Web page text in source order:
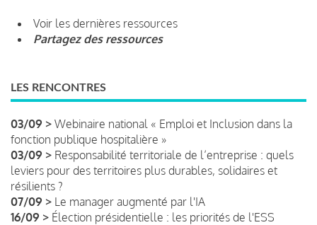
Voir les dernières ressources
Partagez des ressources
LES RENCONTRES
03/09 > Webinaire national « Emploi et Inclusion dans la
fonction publique hospitalière »
03/09 > Responsabilité territoriale de l’entreprise : quels
leviers pour des territoires plus durables, solidaires et
résilients ?
07/09 > Le manager augmenté par l'IA
16/09 > Élection présidentielle : les priorités de l'ESS